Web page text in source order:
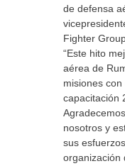
de defensa
Fighter
“Este hito
aérea de
misiones
capacitación
nosotros y
sus
organización